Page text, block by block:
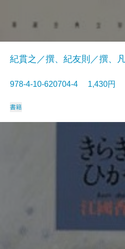
紀貫之／撰、紀友則／撰、
978-4-10-620704-4 1,430円
書籍